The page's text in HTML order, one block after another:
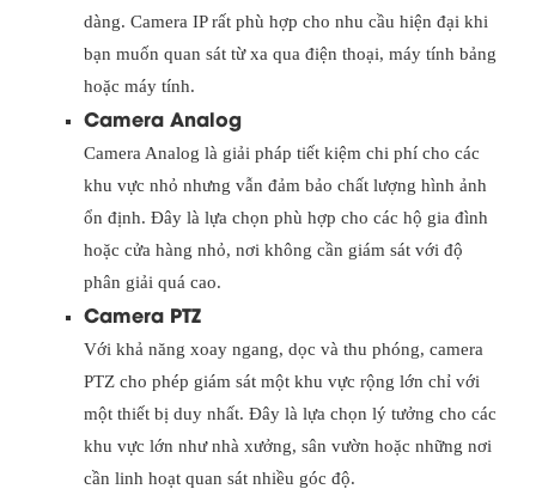
dàng. Camera IP rất phù hợp cho nhu cầu hiện đại khi
bạn muốn quan sát từ xa qua điện thoại, máy tính bảng
hoặc máy tính.
Camera Analog
Camera Analog là giải pháp tiết kiệm chi phí cho các
khu vực nhỏ nhưng vẫn đảm bảo chất lượng hình ảnh
ổn định. Đây là lựa chọn phù hợp cho các hộ gia đình
hoặc cửa hàng nhỏ, nơi không cần giám sát với độ
phân giải quá cao.
Camera PTZ
Với khả năng xoay ngang, dọc và thu phóng, camera
PTZ cho phép giám sát một khu vực rộng lớn chỉ với
một thiết bị duy nhất. Đây là lựa chọn lý tưởng cho các
khu vực lớn như nhà xưởng, sân vườn hoặc những nơi
cần linh hoạt quan sát nhiều góc độ.